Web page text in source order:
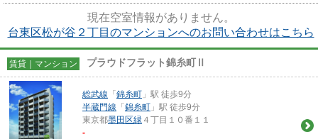
現在空室情報がありません。
台東区松が谷２丁目のマンションへのお問い合わせはこちら
賃貸｜マンション プラウドフラット錦糸町Ⅱ
総武線 「 錦糸町 」駅 徒歩9分
半蔵門線 「 錦糸町 」駅 徒歩9分
東京都墨田区緑 ４丁目１０番１１
-